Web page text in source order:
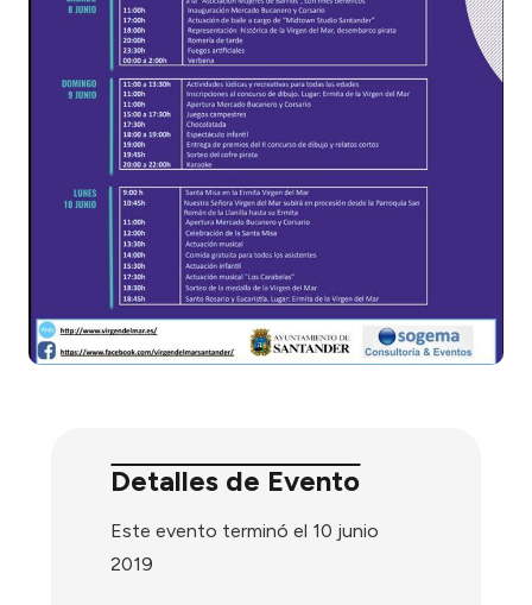
Detalles de Evento
Este evento terminó el 10 junio
2019